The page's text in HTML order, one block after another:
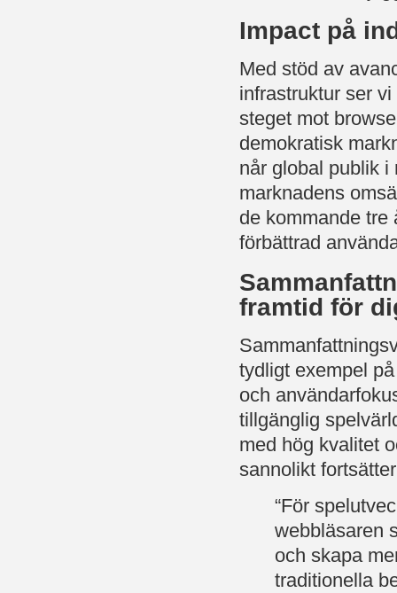
Impact på
Med stöd av
infrastruktur ser
steget mot
demokratisk
når global publik i
marknadens
de kommande tre
förbättrad
framtid för
tydligt exempel
och
tillgänglig
med hög kvalitet
sannolikt
“För
webbläsaren
och skapa
traditionella